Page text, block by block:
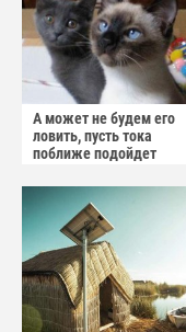
А может не будем его
ловить, пусть тока
поближе подойдет